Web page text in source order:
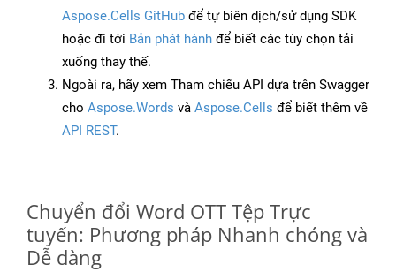
Aspose.Cells GitHub để tự biên dịch/sử dụng SDK
hoặc đi tới Bản phát hành để biết các tùy chọn tải
xuống thay thế.
Ngoài ra, hãy xem Tham chiếu API dựa trên Swagger
cho Aspose.Words và Aspose.Cells để biết thêm về
API REST.
Chuyển đổi Word OTT Tệp Trực
tuyến: Phương pháp Nhanh chóng và
Dễ dàng